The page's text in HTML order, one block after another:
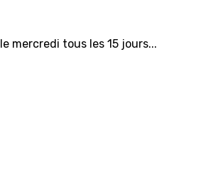
mercredi tous les 15 jours...